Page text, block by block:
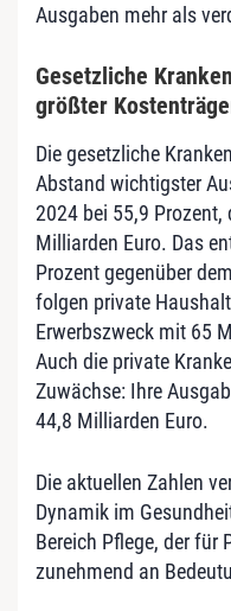
Ausgaben mehr als
Gesetzliche
größter
Die gesetzliche
Abstand wichtigster
2024 bei 55,9
Milliarden Euro. Das
Prozent gegenüber
folgen private
Erwerbszweck mit 65
Auch die private
Zuwächse: Ihre
44,8 Milliarden Euro.
Die aktuellen Zahlen
Dynamik im
Bereich Pflege, der für
zunehmend an